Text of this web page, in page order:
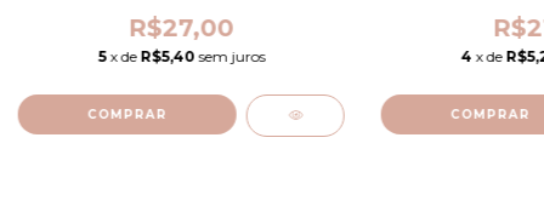
R$27,00
5 x de R$5,40 sem juros 4 x de